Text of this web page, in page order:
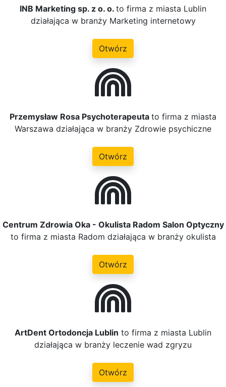
INB Marketing sp. z o. o. to firma z miasta Lublin
działająca w branży Marketing internetowy
Otwórz
Przemysław Rosa Psychoterapeuta to firma z miasta
Warszawa działająca w branży Zdrowie psychiczne
Otwórz
Centrum Zdrowia Oka - Okulista Radom Salon Optyczny
to firma z miasta Radom działająca w branży okulista
Otwórz
ArtDent Ortodoncja Lublin to firma z miasta Lublin
działająca w branży leczenie wad zgryzu
Otwórz